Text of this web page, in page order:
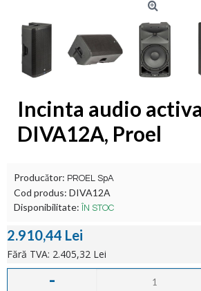
Incinta audio
DIVA12A, Proel
Producător: PROEL SpA
Cod produs: DIVA12A
Disponibilitate:
ÎN STOC
2.910,44 Lei
Fără TVA: 2.405,32 Lei
-